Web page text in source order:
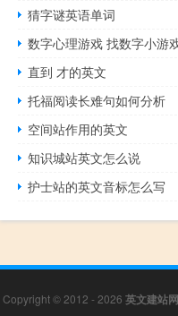
猜字谜英语单词
数字心理游戏 找数字小游
直到 才的英文
托福阅读长难句如何分析
空间站作用的英文
知识城站英文怎么说
护士站的英文音标怎么写
Copyright © 2012 - 2026 英文建站网